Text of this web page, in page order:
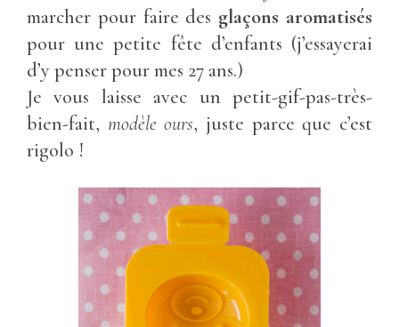
marcher pour faire des glaçons aromatisés
pour une petite fête d’enfants (j’essayerai
d’y penser pour mes 27 ans.)
Je vous laisse avec un petit-gif-pas-très-
bien-fait, modèle ours, juste parce que c’est
rigolo !